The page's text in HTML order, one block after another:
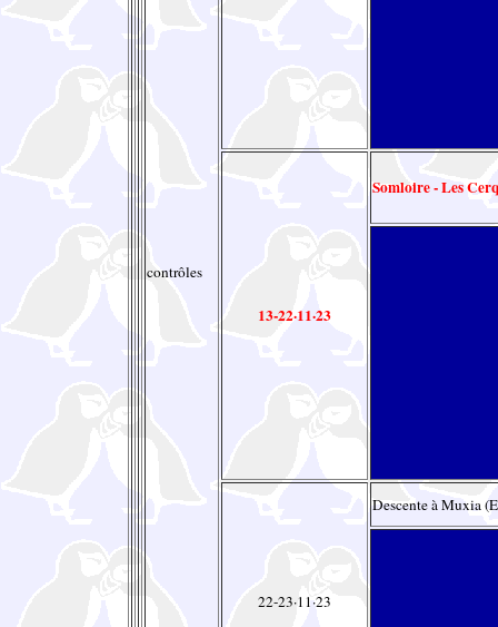
contrôles
13-22·11·23
Somloire - Les
22-23·11·23
Descente à Muxia